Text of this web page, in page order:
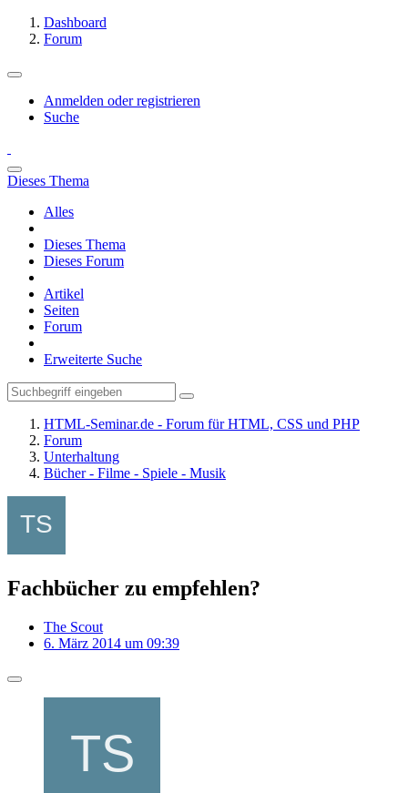
Dashboard
Forum
Anmelden oder registrieren
Suche
Dieses Thema
Alles
Dieses Thema
Dieses Forum
Artikel
Seiten
Forum
Erweiterte Suche
HTML-Seminar.de - Forum für HTML, CSS und PHP
Forum
Unterhaltung
Bücher - Filme - Spiele - Musik
Fachbücher zu empfehlen?
The Scout
6. März 2014 um 09:39